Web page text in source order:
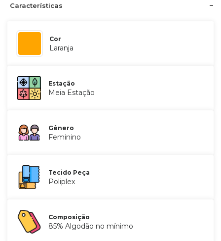
Características
Cor
Laranja
Estação
Meia Estação
Gênero
Feminino
Tecido Peça
Poliplex
Composição
85% Algodão no mínimo